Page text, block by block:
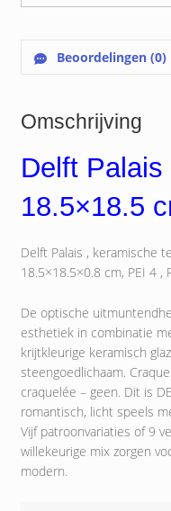
Beoordelingen (0)
Omschrijving
Delft
18.5×18.5
Delft Palais , keramische
18.5×18.5×0.8 cm, PEI 4 ,
De optische
esthetiek in combinatie
krijtkleurige keramisch
steengoedlichaam.
craquelée – geen. Dit is
romantisch, licht speels
Vijf patroonvariaties of 9
willekeurige mix zorgen
modern.